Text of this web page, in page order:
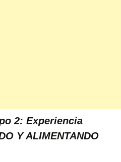
2: Experiencia
Y ALIMENTANDO